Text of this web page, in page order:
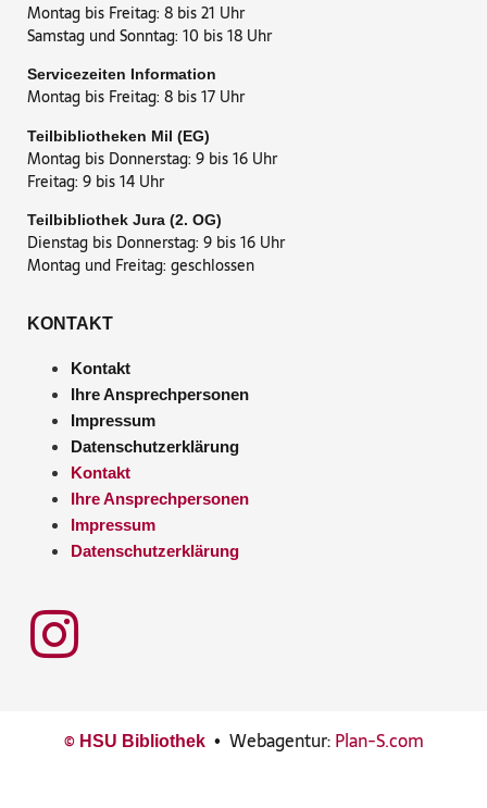
Montag bis Freitag: 8 bis 21 Uhr
Samstag und Sonntag: 10 bis 18 Uhr
Servicezeiten Information
Montag bis Freitag: 8 bis 17 Uhr
Teilbibliotheken Mil (EG)
Montag bis Donnerstag: 9 bis 16 Uhr
Freitag: 9 bis 14 Uhr
Teilbibliothek Jura (2. OG)
Dienstag bis Donnerstag: 9 bis 16 Uhr
Montag und Freitag: geschlossen
KONTAKT
Kontakt
Ihre Ansprechpersonen
Impressum
Datenschutzerklärung
Kontakt
Ihre Ansprechpersonen
Impressum
Datenschutzerklärung
© HSU Bibliothek • Webagentur:Plan-S.com